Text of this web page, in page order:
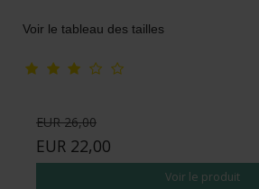
Voir le tableau des tailles
EUR 26,00
EUR 22,00
Voir le produit